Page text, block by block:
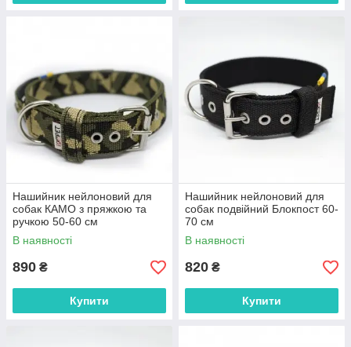
Нашийник нейлоновий для
собак КАМО з пряжкою та
ручкою 50-60 см
В наявності
890 ₴
Купити
Нашийник нейлоновий для
собак подвійний Блокпост 60-
70 см
В наявності
820 ₴
Купити